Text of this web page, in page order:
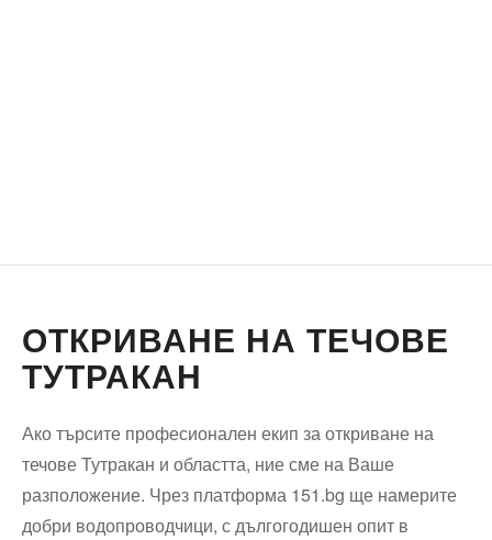
ОТКРИВАНЕ НА ТЕЧОВЕ
ТУТРАКАН
Ако търсите професионален екип за откриване на
течове Тутракан и областта, ние сме на Ваше
разположение. Чрез платформа 151.bg ще намерите
добри водопроводчици, с дългогодишен опит в